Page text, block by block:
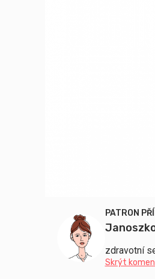
PATRON
zdravotní
Skrýt